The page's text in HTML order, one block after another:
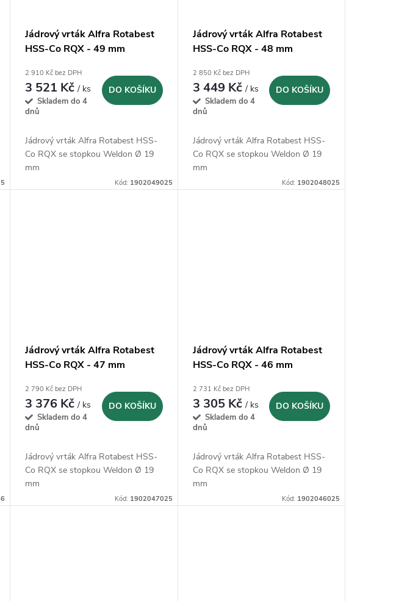
Jádrový vrták Alfra Rotabest
HSS-Co RQX - 49 mm
2 910 Kč bez DPH
3 521 Kč/ ks
Skladem do 4
dnů
DO KOŠÍKU
Jádrový vrták Alfra Rotabest HSS-
Co RQX se stopkou Weldon Ø 19
mm
Kód: 1902049025
Jádrový vrták Alfra Rotabest
HSS-Co RQX - 48 mm
2 850 Kč bez DPH
3 449 Kč/ ks
Skladem do 4
dnů
DO KOŠÍKU
Jádrový vrták Alfra Rotabest HSS-
Co RQX se stopkou Weldon Ø 19
mm
Kód: 1902048025
Jádrový vrták Alfra Rotabest
HSS-Co RQX - 47 mm
2 790 Kč bez DPH
3 376 Kč/ ks
Skladem do 4
dnů
DO KOŠÍKU
Jádrový vrták Alfra Rotabest HSS-
Co RQX se stopkou Weldon Ø 19
mm
Kód: 1902047025
Jádrový vrták Alfra Rotabest
HSS-Co RQX - 46 mm
2 731 Kč bez DPH
3 305 Kč/ ks
Skladem do 4
dnů
DO KOŠÍKU
Jádrový vrták Alfra Rotabest HSS-
Co RQX se stopkou Weldon Ø 19
mm
Kód: 1902046025